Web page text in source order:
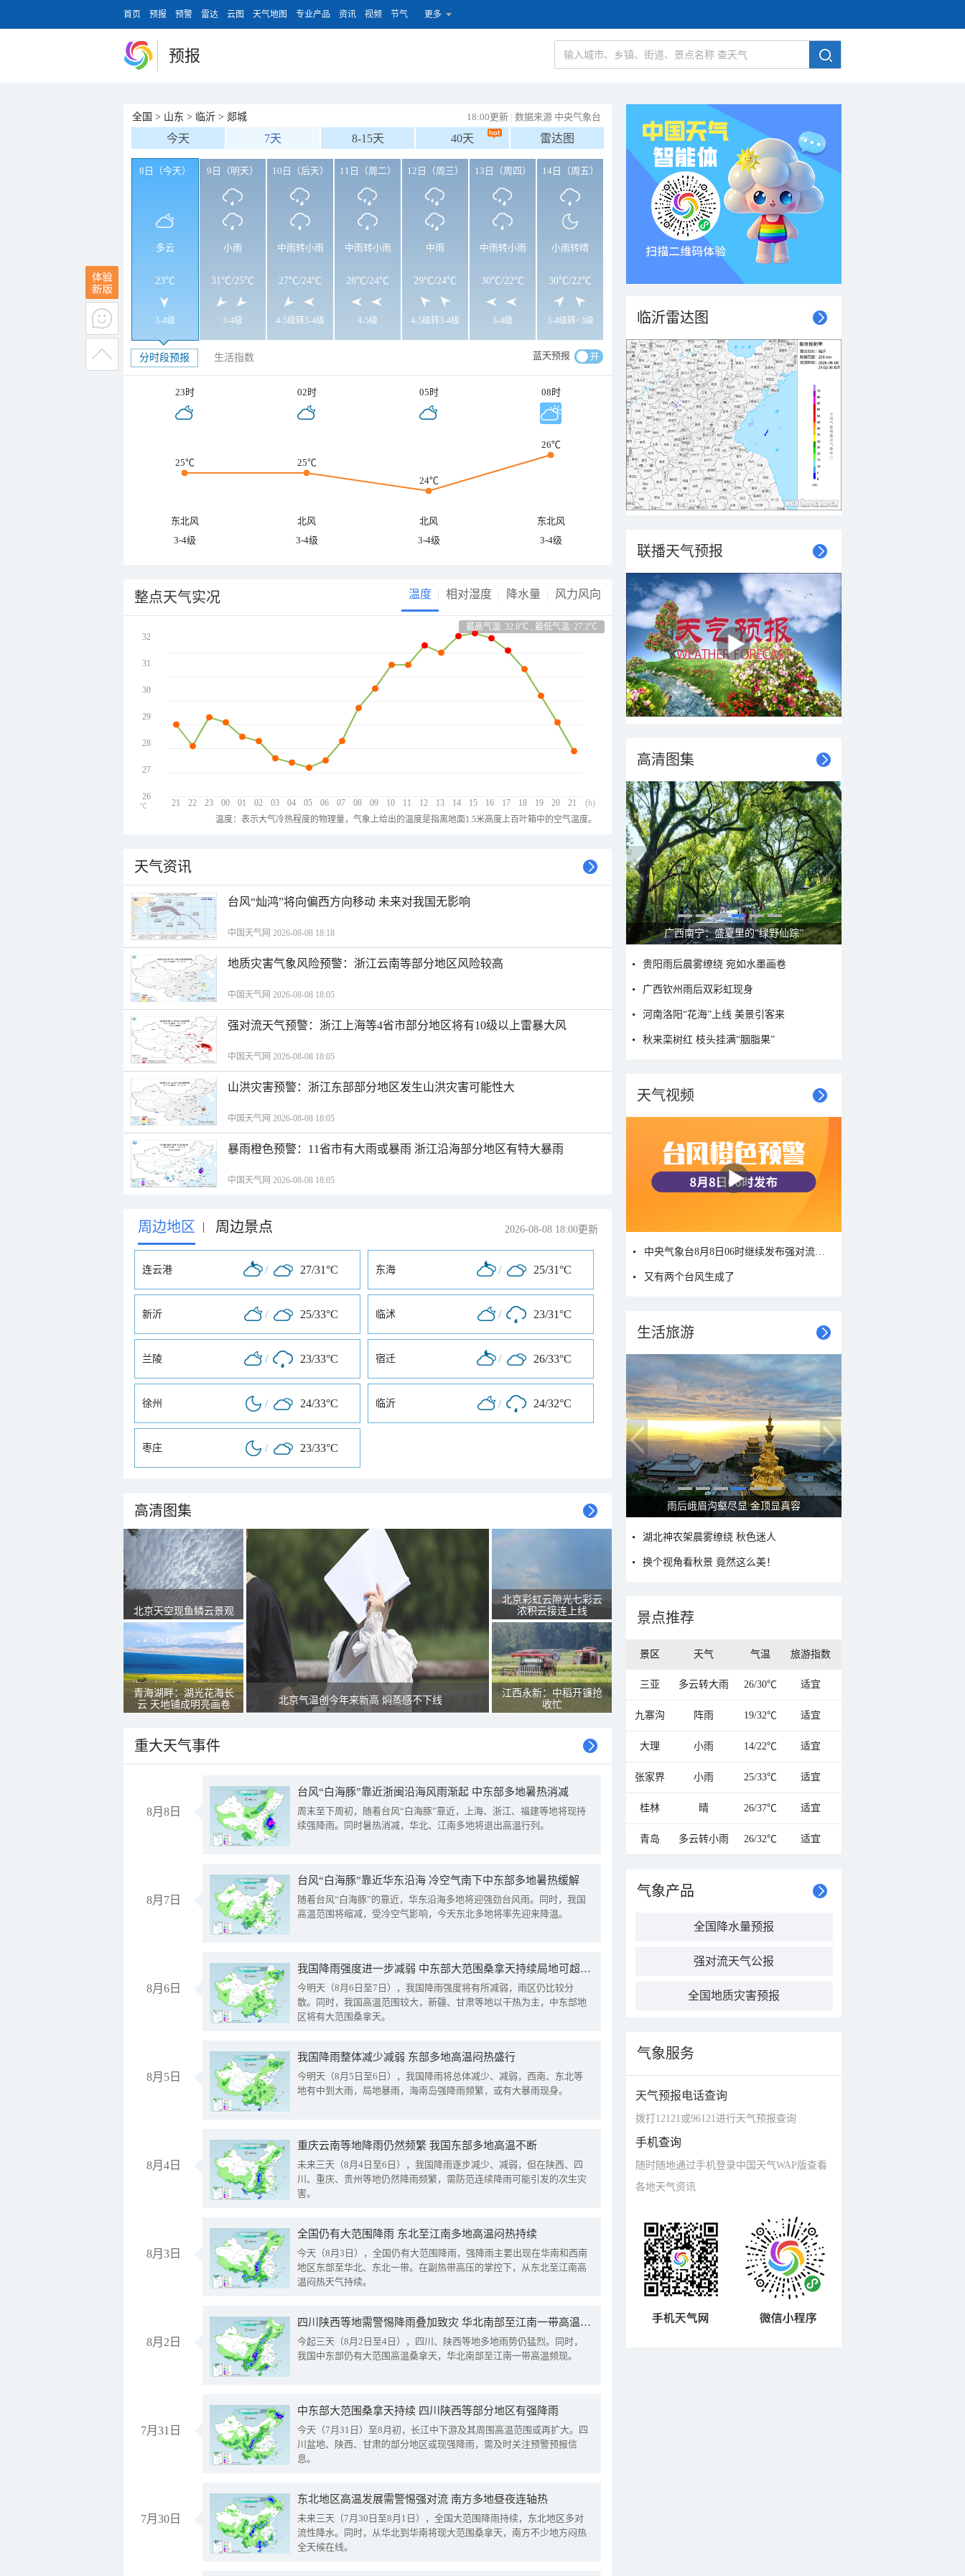
首页 预报 预警 雷达 云图 天气地图 专业产品 资讯 视频 节气 更多
预报
全国 > 山东 > 临沂 > 郯城 18:00更新 | 数据来源 中央气象台
今天 7天 8-15天 40天 雷达图
8日（今天）
多云
23℃
3-4级
9日（明天）
小雨
31℃/25℃
3-4级
10日（后天）
中雨转小雨
27℃/24℃
4-5级转3-4级
11日（周二）
中雨转小雨
28℃/24℃
4-5级
12日（周三）
中雨
29℃/24℃
4-5级转3-4级
13日（周四）
中雨转小雨
30℃/22℃
3-4级
14日（周五）
小雨转晴
30℃/22℃
3-4级转<3级
分时段预报 生活指数 蓝天预报
23时 02时 05时 08时
25℃
25℃
24℃
26℃
东北风 北风 北风
东北风
3-4级
3-4级 3-4级 3-4级
整点天气实况 温度 相对湿度 降水量 风力风向
最高气温: 32.8℃ , 最低气温: 27.2℃
21 22 23 00 01 02 03 04 05 06 07 08 09 10 11 12 13 14 15 16 17 18 19 20 21
32
31
30
29
28
27
26
(h)
℃
温度：表示大气冷热程度的物理量，气象上给出的温度是指离地面1.5米高度上百叶箱中的空气温度。
天气资讯
台风“灿鸿”将向偏西方向移动 未来对我国无影响
中国天气网 2026-08-08 18:18
地质灾害气象风险预警：浙江云南等部分地区风险较高
中国天气网 2026-08-08 18:05
强对流天气预警：浙江上海等4省市部分地区将有10级以上雷暴大风
中国天气网 2026-08-08 18:05
山洪灾害预警：浙江东部部分地区发生山洪灾害可能性大
中国天气网 2026-08-08 18:05
暴雨橙色预警：11省市有大雨或暴雨 浙江沿海部分地区有特大暴雨
中国天气网 2026-08-08 18:05
周边地区 | 周边景点 2026-08-08 18:00更新
连云港 / 27/31°C 东海 / 25/31°C
新沂 / 25/33°C 临沭 / 23/31°C
兰陵 / 23/33°C 宿迁 / 26/33°C
徐州 / 24/33°C 临沂 / 24/32°C
枣庄 / 23/33°C
高清图集
北京天空现鱼鳞云景观
青海湖畔：湖光花海长
云 天地铺成明亮画卷
北京气温创今年来新高 焖蒸感不下线
北京彩虹云隙光七彩云
浓积云接连上线
江西永新：中稻开镰抢
收忙
重大天气事件
8月8日
台风“白海豚”靠近浙闽沿海风雨渐起 中东部多地暑热消减
周末至下周初，随着台风“白海豚”靠近，上海、浙江、福建等地将现持
续强降雨。同时暑热消减，华北、江南多地将退出高温行列。
8月7日
台风“白海豚”靠近华东沿海 冷空气南下中东部多地暑热缓解
随着台风“白海豚”的靠近，华东沿海多地将迎强劲台风雨。同时，我国
高温范围将缩减，受冷空气影响，今天东北多地将率先迎来降温。
8月6日
我国降雨强度进一步减弱 中东部大范围桑拿天持续局地可超38℃
今明天（8月6日至7日），我国降雨强度将有所减弱，雨区仍比较分
散。同时，我国高温范围较大，新疆、甘肃等地以干热为主，中东部地
区将有大范围桑拿天。
8月5日
我国降雨整体减少减弱 东部多地高温闷热盛行
今明天（8月5日至6日），我国降雨将总体减少、减弱，西南、东北等
地有中到大雨，局地暴雨，海南岛强降雨频繁，或有大暴雨现身。
8月4日
重庆云南等地降雨仍然频繁 我国东部多地高温不断
未来三天（8月4日至6日），我国降雨逐步减少、减弱，但在陕西、四
川、重庆、贵州等地仍然降雨频繁，需防范连续降雨可能引发的次生灾
害。
8月3日
全国仍有大范围降雨 东北至江南多地高温闷热持续
今天（8月3日），全国仍有大范围降雨，强降雨主要出现在华南和西南
地区东部至华北、东北一带。在副热带高压的掌控下，从东北至江南高
温闷热天气持续。
8月2日
四川陕西等地需警惕降雨叠加致灾 华北南部至江南一带高温频现
今起三天（8月2日至4日），四川、陕西等地多地雨势仍猛烈。同时，
我国中东部仍有大范围高温桑拿天，华北南部至江南一带高温频现。
7月31日
中东部大范围桑拿天持续 四川陕西等部分地区有强降雨
今天（7月31日）至8月初，长江中下游及其周围高温范围或再扩大。四
川盆地、陕西、甘肃的部分地区或现强降雨，需及时关注预警预报信
息。
7月30日
东北地区高温发展需警惕强对流 南方多地昼夜连轴热
未来三天（7月30日至8月1日），全国大范围降雨持续，东北地区多对
流性降水。同时，从华北到华南将现大范围桑拿天，南方不少地方闷热
全天候在线。
临沂雷达图
联播天气预报
高清图集
呼伦贝尔草原 藏着最治愈的蓝天白云
贵阳雨后晨雾缭绕 宛如水墨画卷
广西钦州雨后双彩虹现身
河南洛阳“花海”上线 美景引客来
秋来栾树红 枝头挂满“胭脂果”
天气视频
又有两个台风生成了
生活旅游
秋意浓 蓝天映衬下的哈尔滨伏尔加庄园
湖北神农架晨雾缭绕 秋色迷人
换个视角看秋景 竟然这么美！
景点推荐
景区 天气 气温 旅游指数
三亚 多云转大雨 26/30℃ 适宜
九寨沟 阵雨 19/32℃ 适宜
大理 小雨 14/22℃ 适宜
张家界 小雨 25/33℃ 适宜
桂林 晴 26/37℃ 适宜
青岛 多云转小雨 26/32℃ 适宜
气象产品
全国降水量预报
强对流天气公报
全国地质灾害预报
气象服务
天气预报电话查询
拨打12121或96121进行天气预报查询
手机查询
随时随地通过手机登录中国天气WAP版查看
各地天气资讯